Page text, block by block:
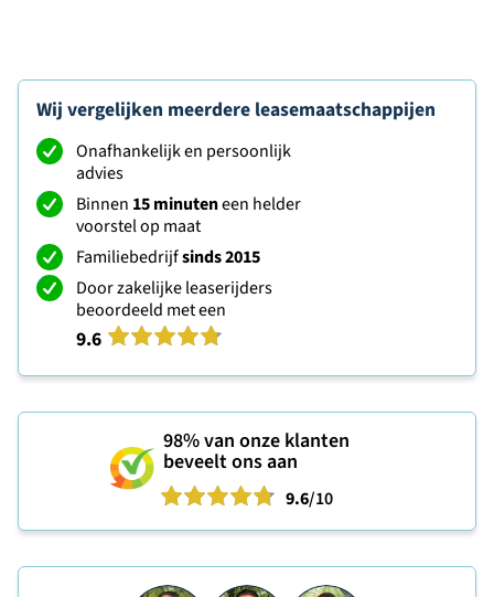
Wij vergelijken meerdere leasemaatschappijen
Onafhankelijk en persoonlijk
advies
Binnen 15 minuteneen helder
voorstel op maat
Familiebedrijfsinds 2015
Door zakelijke leaserijders
beoordeeld met een
9.6
98%van onze klanten
beveelt ons aan
9.6/10